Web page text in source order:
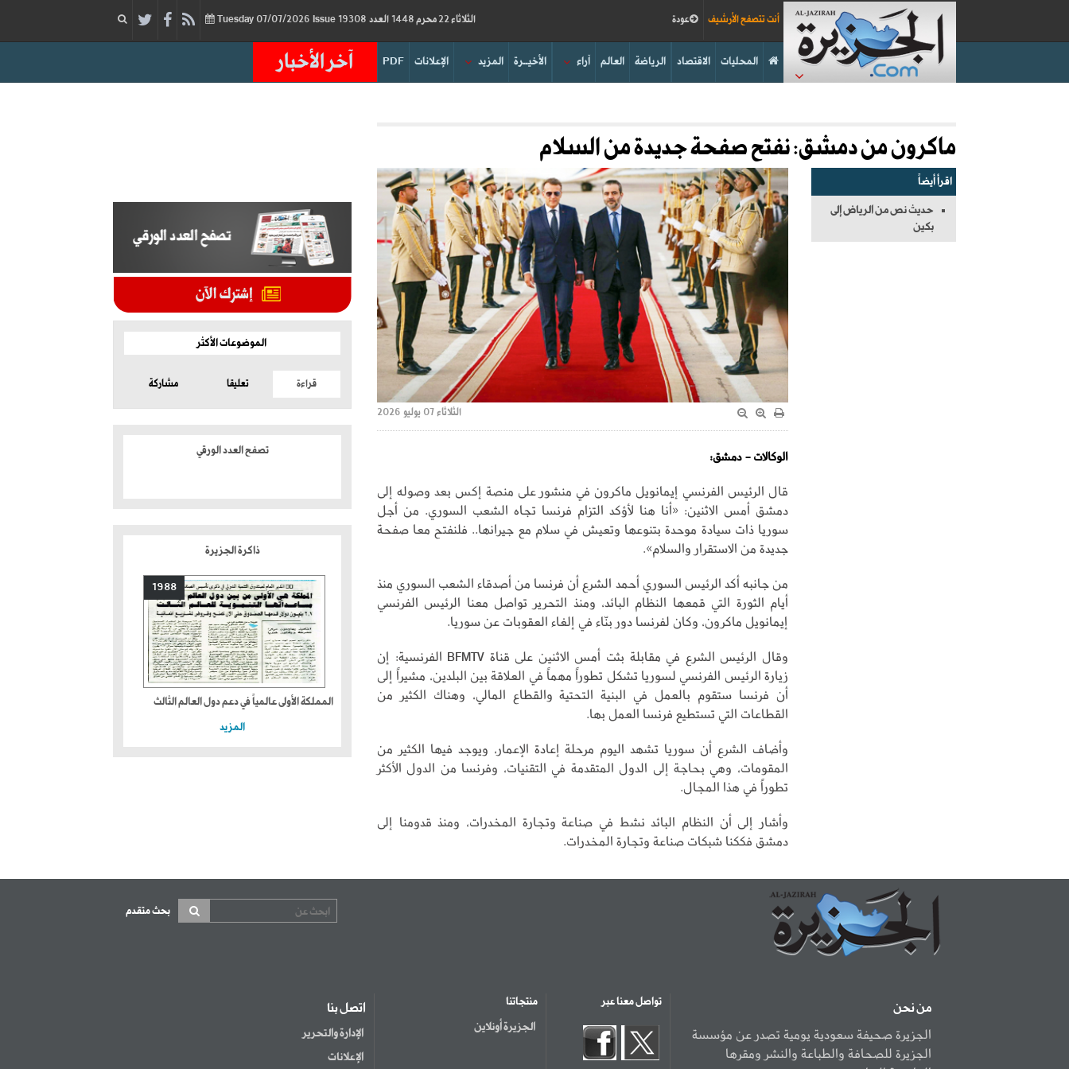
الثلاثاء 22 محرم 1448 العدد 19308 07/07/2026 Issue عودة أنت تتصفح الأرشيف
آخر الأخبار PDF الإعلانات المزيد الأخيــرة آراء العالم الرياضة الاقتصاد المحليات
ماكرون من دمشق: نفتح صفحة جديدة من السلام
اقرأ أيضاً
حديث نص من الرياض إلى
بكين
الثلاثاء 07 يوليو 2026
الوكالات - دمشق:
قال الرئيس الفرنسي إيمانويل ماكرون في منشور على منصة إكس بعد وصوله إلى
دمشق أمس الاثنين: «أنا هنا لأؤكد التزام فرنسا تجاه الشعب السوري. من أجل
سوريا ذات سيادة موحدة بتنوعها وتعيش في سلام مع جيرانها.. فلنفتح معا صفحة
جديدة من الاستقرار والسلام».
من جانبه أكد الرئيس السوري أحمد الشرع أن فرنسا من أصدقاء الشعب السوري منذ
أيام الثورة التي قمعها النظام البائد، ومنذ التحرير تواصل معنا الرئيس الفرنسي
إيمانويل ماكرون، وكان لفرنسا دور بنّاء في إلغاء العقوبات عن سوريا.
وقال الرئيس الشرع في مقابلة بثت أمس الاثنين على قناة BFMTV الفرنسية: إن
زيارة الرئيس الفرنسي لسوريا تشكل تطوراً ‏مهماً في العلاقة بين البلدين‎، مشيراً إلى
أن فرنسا ستقوم بالعمل في البنية التحتية والقطاع ‏المالي، وهناك الكثير من
القطاعات التي تستطيع ‏فرنسا العمل بها‎.‎
وأضاف الشرع أن سوريا تشهد اليوم مرحلة إعادة الإعمار، ويوجد فيها الكثير من
المقومات، وهي بحاجة إلى الدول المتقدمة في التقنيات، وفرنسا من الدول الأكثر
تطوراً في هذا المجال.
وأشار إلى أن النظام البائد نشط في صناعة وتجارة ‏المخدرات، ومنذ قدومنا إلى
دمشق فككنا شبكات صناعة ‏وتجارة المخدرات.‏
الموضوعات الأكثر
قراءة تعليقا مشاركة
تصفح العدد الورقي
ذاكرة الجزيرة
1988
المملكة الأولى عالمياً في دعم دول العالم الثالث
المزيد
بحث متقدم
من نحن
الجزيرة صحيفة سعودية يومية تصدر عن مؤسسة
الجزيرة للصحافة والطباعة والنشر ومقرها
تواصل معنا عبر منتجاتنا
الجزيرة أونلاين
اتصل بنا
الإدارة والتحرير
الإعلانات